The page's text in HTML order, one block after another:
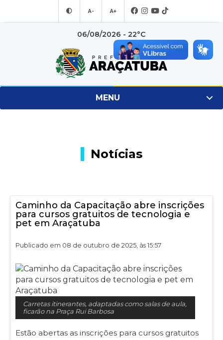
A- A+
06/08/2026 - 22°C
MENU
Notícias
Caminho da Capacitação abre inscrições
para cursos gratuitos de tecnologia e
pet em Araçatuba
Publicado em 08 de outubro de 2025, às 15:57
Carretas itinerantes, adaptadas como salas de aula,
ficarão na Praça Rui Barbosa
Estão abertas as inscrições para cursos gratuitos